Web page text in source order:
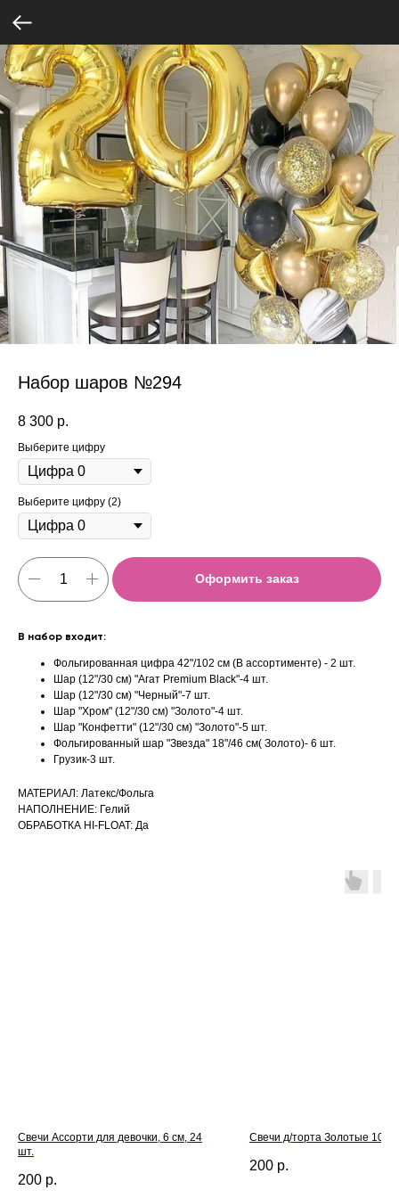
Набор шаров №294
8 300 р.
Выберите цифру
Выберите цифру (2)
Оформить заказ
В набор входит:
Фольгированная цифра 42"/102 см (В ассортименте) - 2 шт.
Шар (12"/30 см) "Агат Premium Black"-4 шт.
Шар (12"/30 см) "Черный"-7 шт.
Шар "Хром" (12"/30 см) "Золото"-4 шт.
Шар "Конфетти" (12"/30 см) "Золото"-5 шт.
Фольгированный шар "Звезда" 18"/46 см( Золото)- 6 шт.
Грузик-3 шт.
МАТЕРИАЛ: Латекс/Фольга
НАПОЛНЕНИЕ: Гелий
ОБРАБОТКА HI-FLOAT: Да
Свечи Ассорти для девочки, 6 см, 24
шт.
200 р.
Свечи д/торта Золотые
200 р.